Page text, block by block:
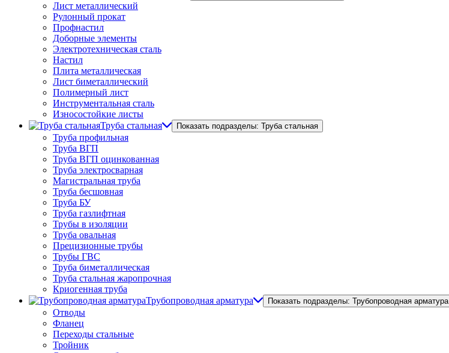
Лист металлический
Рулонный прокат
Профнастил
Доборные элементы
Электротехническая сталь
Настил
Плита металлическая
Лист биметаллический
Полимерный лист
Инструментальная сталь
Износостойкие листы
Труба стальная
Показать подразделы: Труба стальная
Труба профильная
Труба ВГП
Труба ВГП оцинкованная
Труба электросварная
Магистральная труба
Труба бесшовная
Труба БУ
Труба газлифтная
Трубы в изоляции
Труба овальная
Прецизионные трубы
Трубы ГВС
Труба биметаллическая
Труба стальная жаропрочная
Криогенная труба
Трубопроводная арматура
Показать подразделы: Трубопроводная арматура
Отводы
Фланец
Переходы стальные
Тройник